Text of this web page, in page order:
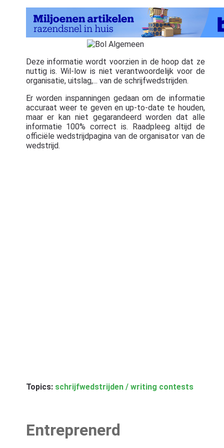
Deze informatie wordt voorzien in de hoop dat ze
nuttig is. Wil-low is niet verantwoordelijk voor de
organisatie, uitslag,... van de schrijfwedstrijden.
Er worden inspanningen gedaan om de informatie
accuraat weer te geven en up-to-date te houden,
maar er kan niet gegarandeerd worden dat alle
informatie 100% correct is. Raadpleeg altijd de
officiële wedstrijdpagina van de organisator van de
wedstrijd.
Topics: schrijfwedstrijden / writing contests
Entreprenerd